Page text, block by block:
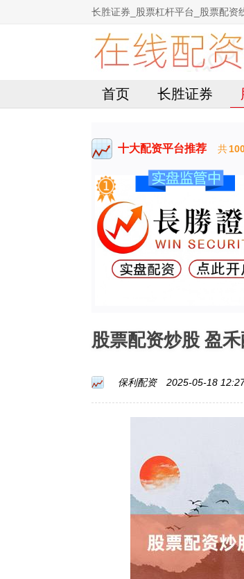
长胜证券_股票杠杆平台_股票配资
首页 长胜证券
十大配资平台推荐 共
股票配资炒股 盈
保利配资 2025-05-18